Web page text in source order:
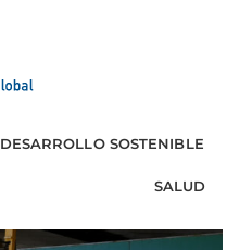
DESARROLLO SOSTENIBLE
SALUD